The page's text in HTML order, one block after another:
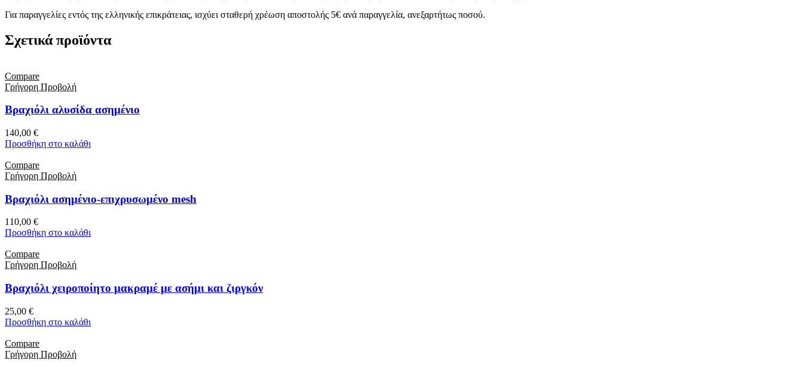
Για παραγγελίες εντός της ελληνικής επικράτειας, ισχύει σταθερή χρέωση αποστολής 5€ ανά παραγγελία, ανεξαρτήτως ποσού.
Σχετικά προϊόντα
Compare
Γρήγορη Προβολή
Βραχιόλι αλυσίδα ασημένιο
140,00 €
Προσθήκη στο καλάθι
Compare
Γρήγορη Προβολή
Βραχιόλι ασημένιο-επιχρυσωμένο mesh
110,00 €
Προσθήκη στο καλάθι
Compare
Γρήγορη Προβολή
Βραχιόλι χειροποίητο μακραμέ με ασήμι και ζιργκόν
25,00 €
Προσθήκη στο καλάθι
Compare
Γρήγορη Προβολή